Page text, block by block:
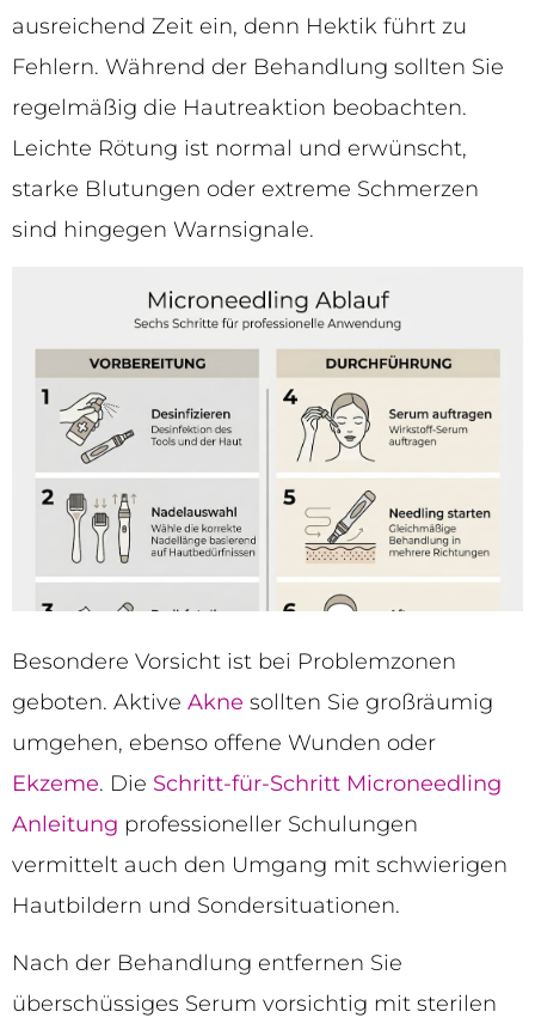
ausreichend Zeit ein, denn Hektik führt zu
Fehlern. Während der Behandlung sollten Sie
regelmäßig die Hautreaktion beobachten.
Leichte Rötung ist normal und erwünscht,
starke Blutungen oder extreme Schmerzen
sind hingegen Warnsignale.
Besondere Vorsicht ist bei Problemzonen
geboten. Aktive Akne sollten Sie großräumig
umgehen, ebenso offene Wunden oder
Ekzeme. Die Schritt-für-Schritt Microneedling
Anleitung professioneller Schulungen
vermittelt auch den Umgang mit schwierigen
Hautbildern und Sondersituationen.
Nach der Behandlung entfernen Sie
überschüssiges Serum vorsichtig mit sterilen